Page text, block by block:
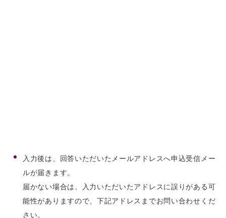
入力後は、回答いただいたメールアドレスへ申込受信メー
ルが届きます。
届かない場合は、入力いただいたアドレスに誤りがある可
能性がありますので、下記アドレスまでお問い合わせくだ
さい。